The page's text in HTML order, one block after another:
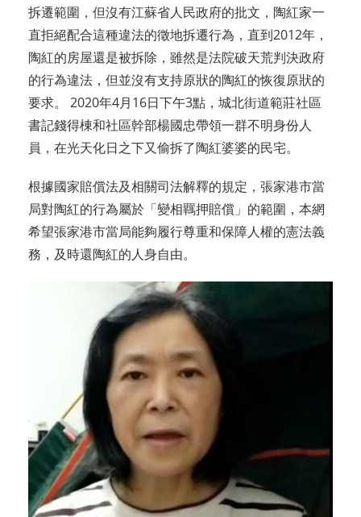
拆遷範圍，但沒有江蘇省人民政府的批文，陶紅家一
直拒絕配合這種違法的徵地拆遷行為，直到2012年，
陶紅的房屋還是被拆除，雖然是法院破天荒判決政府
的行為違法，但並沒有支持原狀的陶紅的恢復原狀的
要求。 2020年4月16日下午3點，城北街道範莊社區
書記錢得棟和社區幹部楊國忠帶領一群不明身份人
員，在光天化日之下又偷拆了陶紅婆婆的民宅。
根據國家賠償法及相關司法解釋的規定，張家港市當
局對陶紅的行為屬於「變相羈押賠償」的範圍，本網
希望張家港市當局能夠履行尊重和保障人權的憲法義
務，及時還陶紅的人身自由。